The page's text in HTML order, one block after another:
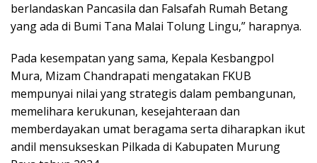
berlandaskan Pancasila dan Falsafah Rumah Betang
yang ada di Bumi Tana Malai Tolung Lingu,” harapnya.
Pada kesempatan yang sama, Kepala Kesbangpol
Mura, Mizam Chandrapati mengatakan FKUB
mempunyai nilai yang strategis dalam pembangunan,
memelihara kerukunan, kesejahteraan dan
memberdayakan umat beragama serta diharapkan ikut
andil mensukseskan Pilkada di Kabupaten Murung